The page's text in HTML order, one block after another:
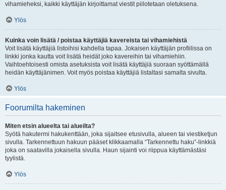
vihamieheksi, kaikki käyttäjän kirjoittamat viestit piilotetaan oletuksena.
Ylös
Kuinka voin lisätä / poistaa käyttäjiä kavereista tai vihamiehistä
Voit lisätä käyttäjiä listoihisi kahdella tapaa. Jokaisen käyttäjän profiilissa on
linkki jonka kautta voit lisätä heidät joko kavereihin tai vihamiehiin.
Vaihtoehtoisesti omista asetuksista voit lisätä käyttäjiä suoraan syöttämällä
heidän käyttäjänimen. Voit myös poistaa käyttäjiä listaltasi samalta sivulta.
Ylös
Foorumilta hakeminen
Miten etsin alueelta tai alueilta?
Syötä hakutermi hakukenttään, joka sijaitsee etusivulla, alueen tai viestiketjun
sivulla. Tarkennettuun hakuun pääset klikkaamalla “Tarkennettu haku”-linkkiä
joka on saatavilla jokaisella sivulla. Haun sijainti voi riippua käyttämästäsi
tyylistä.
Ylös